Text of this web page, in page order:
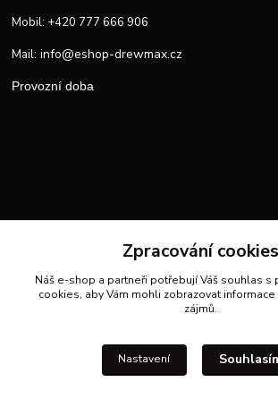
Mobil: +420 777 666 906
Mail: info@eshop-drewmax.cz
Provozní doba
Zpracování cookies
Náš e-shop a partneři potřebují Váš souhlas s
cookies, aby Vám mohli zobrazovat informace
zájmů.
Nastavení